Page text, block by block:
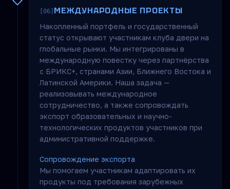
[06] МЕЖДУНАРОДНЫЕ ПРОЕКТЫ
Накопленный портфель и государственный
статус открывают участникам клуба двери на
глобальные рынки. Мы интегрированы в
международную повестку через партнёрства
с БРИКС+, странами Азии, Ближнего Востока и
Латинской Америки. Наша задача —
реализовывать международное
сотрудничество, а также сопровождать
экспорт образовательных и научно-
технологических продуктов участников при
административной поддержке.
Сопровождение экспорта
Мы помогаем участникам адаптировать их
продукты под требования зарубежных